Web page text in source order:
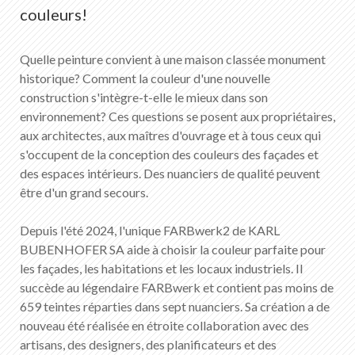
Portrait de KABE Peintures
EN
couleurs!
Quelle peinture convient à une maison classée monument
historique? Comment la couleur d'une nouvelle
construction s'intègre-t-elle le mieux dans son
environnement? Ces questions se posent aux propriétaires,
aux architectes, aux maîtres d'ouvrage et à tous ceux qui
s'occupent de la conception des couleurs des façades et
des espaces intérieurs. Des nuanciers de qualité peuvent
être d'un grand secours.
Depuis l'été 2024, l'unique FARBwerk2 de KARL
BUBENHOFER SA aide à choisir la couleur parfaite pour
les façades, les habitations et les locaux industriels. Il
succède au légendaire FARBwerk et contient pas moins de
659 teintes réparties dans sept nuanciers. Sa création a de
nouveau été réalisée en étroite collaboration avec des
artisans, des designers, des planificateurs et des